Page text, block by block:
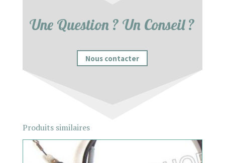
Une Question ? Un Conseil ?
Nous contacter
Produits similaires